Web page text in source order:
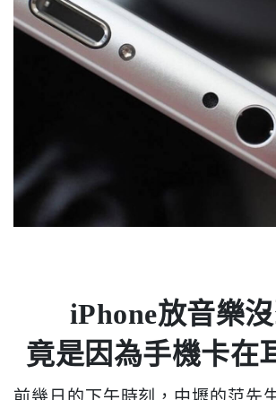
iPhone放音樂
竟是因為手機卡在